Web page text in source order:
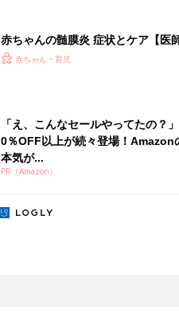
解決テク
赤ちゃんの髄膜炎 症状とケア【医
監修】
赤ちゃん・育児
「え、こんなセールやってたの？
0％OFF以上が続々登場！Amazon
本気が...
PR（Amazon）